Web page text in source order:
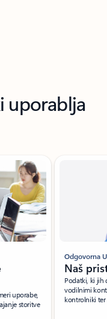
uporablja
uporabe,
storitve
Odgovorna
Naš
Podatki, ki jih
vodilnimi
kontrolniki ter